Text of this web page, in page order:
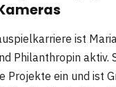
ist
Philanthropin aktiv.
Projekte ein und ist